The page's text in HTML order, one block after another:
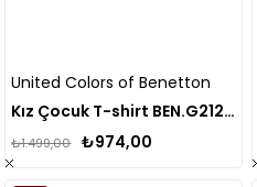
United Colors of Benetton
Kız Çocuk T-shirt BEN.G21237
₺974,00
₺1.499,00